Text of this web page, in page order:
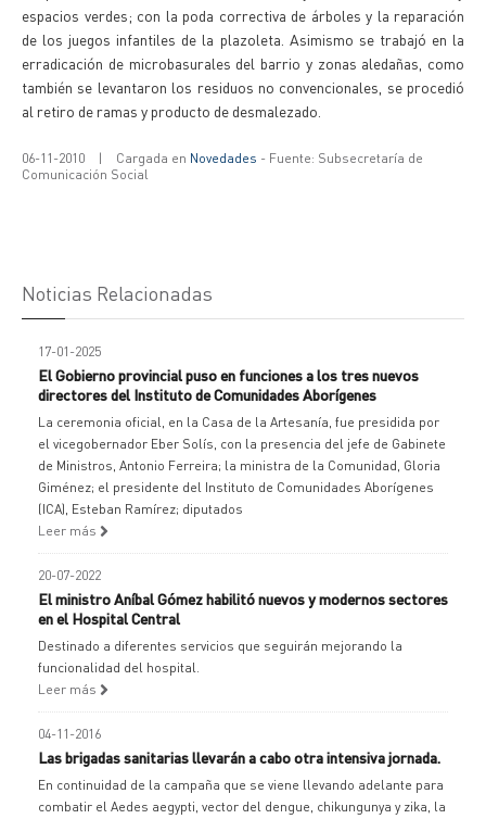
espacios verdes; con la poda correctiva de árboles y la reparación
de los juegos infantiles de la plazoleta. Asimismo se trabajó en la
erradicación de microbasurales del barrio y zonas aledañas, como
también se levantaron los residuos no convencionales, se procedió
al retiro de ramas y producto de desmalezado.
06-11-2010 | Cargada en Novedades - Fuente: Subsecretaría de
Comunicación Social
Noticias Relacionadas
17-01-2025
El Gobierno provincial puso en funciones a los tres nuevos
directores del Instituto de Comunidades Aborígenes
La ceremonia oficial, en la Casa de la Artesanía, fue presidida por
el vicegobernador Eber Solís, con la presencia del jefe de Gabinete
de Ministros, Antonio Ferreira; la ministra de la Comunidad, Gloria
Giménez; el presidente del Instituto de Comunidades Aborígenes
(ICA), Esteban Ramírez; diputados
Leer más
20-07-2022
El ministro Aníbal Gómez habilitó nuevos y modernos sectores
en el Hospital Central
Destinado a diferentes servicios que seguirán mejorando la
funcionalidad del hospital.
Leer más
04-11-2016
Las brigadas sanitarias llevarán a cabo otra intensiva jornada.
En continuidad de la campaña que se viene llevando adelante para
combatir el Aedes aegypti, vector del dengue, chikungunya y zika, la